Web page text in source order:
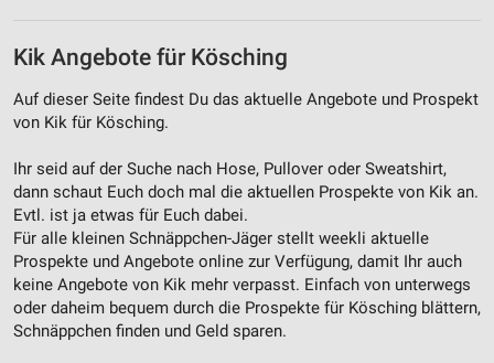
Kik Angebote für Kösching
Auf dieser Seite findest Du das aktuelle Angebote und Prospekt
von Kik für Kösching.
Ihr seid auf der Suche nach Hose, Pullover oder Sweatshirt,
dann schaut Euch doch mal die aktuellen Prospekte von Kik an.
Evtl. ist ja etwas für Euch dabei.
Für alle kleinen Schnäppchen-Jäger stellt weekli aktuelle
Prospekte und Angebote online zur Verfügung, damit Ihr auch
keine Angebote von Kik mehr verpasst. Einfach von unterwegs
oder daheim bequem durch die Prospekte für Kösching blättern,
Schnäppchen finden und Geld sparen.
Notwendig
Performance
Funktional
Werbung